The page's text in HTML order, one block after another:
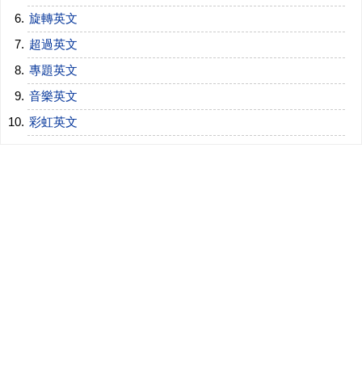
旋轉英文
超過英文
專題英文
音樂英文
彩虹英文